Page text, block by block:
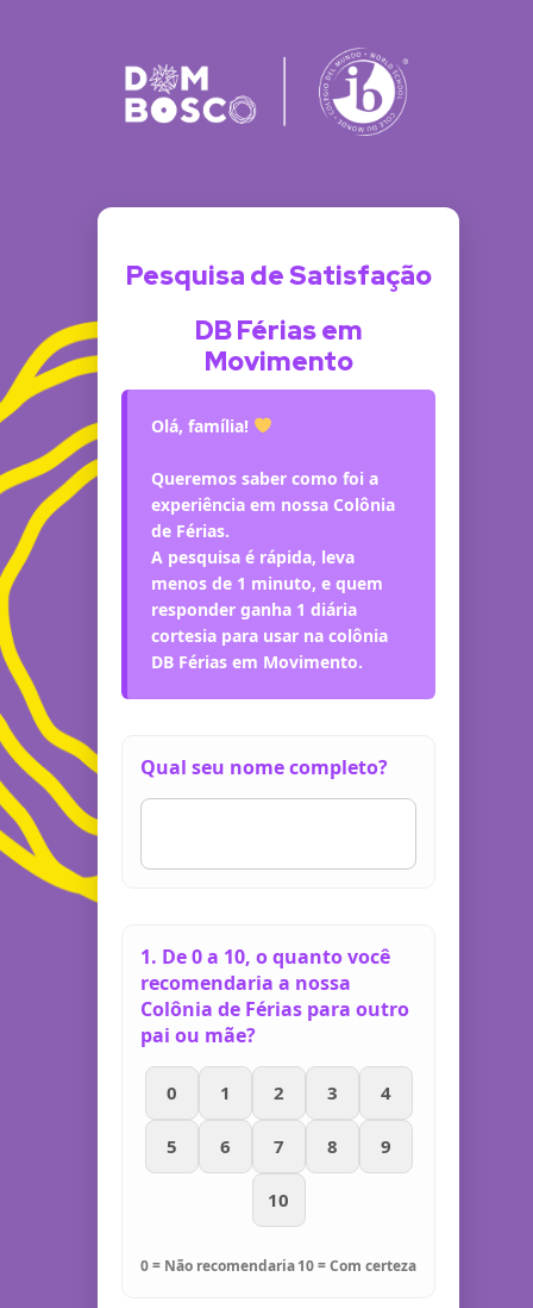
Pesquisa de Satisfação
DB Férias em
Movimento
Olá, família!
Queremos saber como foi a
experiência em nossa Colônia
de Férias.
A pesquisa é rápida, leva
menos de 1 minuto, e quem
responder ganha 1 diária
cortesia para usar na colônia
DB Férias em Movimento.
Qual seu nome completo?
1. De 0 a 10, o quanto você
recomendaria a nossa
Colônia de Férias para outro
pai ou mãe?
0 1 2 3 4
5 6 7 8 9
10
0 = Não recomendaria10 = Com certeza